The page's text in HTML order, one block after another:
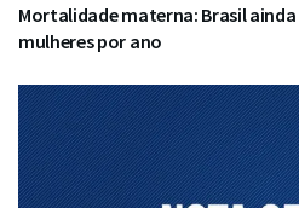
Mortalidade materna: Brasil
mulheres por ano